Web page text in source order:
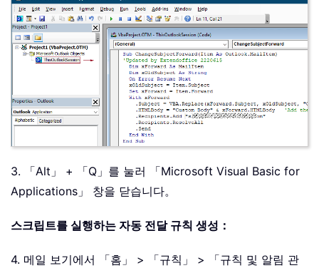
3. 「Alt」 + 「Q」를 눌러 「Microsoft Visual Basic for
Applications」 창을 닫습니다。
스크립트를 실행하는 자동 전달 규칙 생성：
4. 메일 보기에서 「홈」 > 「규칙」 > 「규칙 및 알림 관